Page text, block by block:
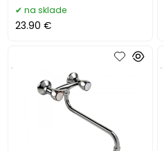
na sklade
23.90 €
. .